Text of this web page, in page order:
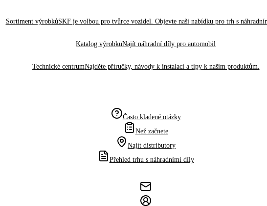
Sortiment výrobkůSKF je volbou pro tvůrce vozidel. Objevte naši nabídku pro trh s
Katalog výrobkůNajít náhradní díly pro automobil
Technické centrumNajděte příručky, návody k instalaci a tipy k našim produktům.
Často kladené otázky
Než začnete
Najít distributory
Přehled trhu s náhradními díly